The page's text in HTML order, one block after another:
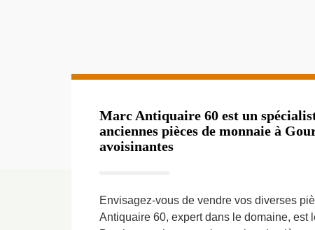
Marc Antiquaire 60 est un
anciennes pièces de monnaie à
avoisinantes
Envisagez-vous de vendre vos diverses
Antiquaire 60, expert dans le domaine, est